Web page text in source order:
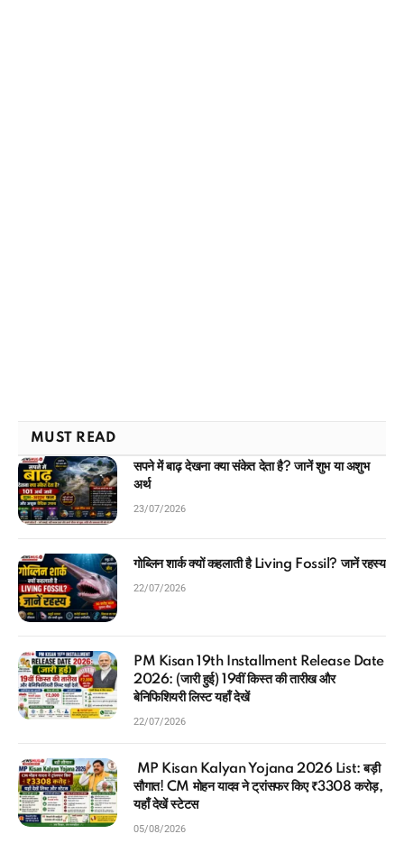
MUST READ
सपने में बाढ़ देखना क्या संकेत देता है? जानें शुभ या अशुभ
अर्थ
23/07/2026
गोब्लिन शार्क क्यों कहलाती है Living Fossil? जानें रहस्य
22/07/2026
PM Kisan 19th Installment Release Date
2026: (जारी हुई) 19वीं किस्त की तारीख और
बेनिफिशियरी लिस्ट यहाँ देखें
22/07/2026
MP Kisan Kalyan Yojana 2026 List: बड़ी
सौगात! CM मोहन यादव ने ट्रांसफर किए ₹3308 करोड़,
यहाँ देखें स्टेटस
05/08/2026